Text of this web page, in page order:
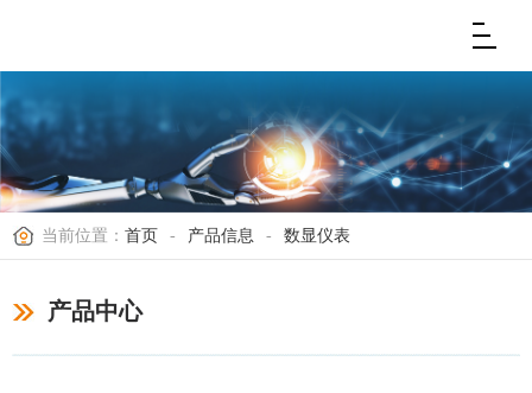
当前位置： 首页 - 产品信息 - 数显仪表
产品中心